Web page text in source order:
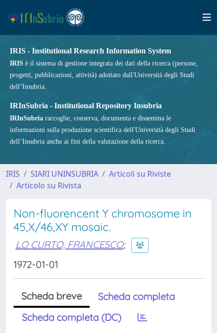
IRIS - Institutional Research Information System
IRIS è il sistema di gestione integrata dei dati della ricerca (persone,
progetti, pubblicazioni, attività) adottato dall'Università degli Studi
dell’Insubria.
IRInSubria - Institutional Repository Insubria
IRInSubria raccoglie, conserva, documenta e dissemina le
informazioni sulla produzione scientifica dell'Università degli Studi
dell’Insubria anche ai fini della valutazione della ricerca.
IRIS SIARI UNINSUBRIA
Articoli su Riviste
Articolo su Rivista
Non-fluorencent Y chromosome in
45,X/46,XY mosaic.
LO CURTO, FRANCESCO;
1972-01-01
Scheda breve
Scheda completa
Scheda completa (DC)